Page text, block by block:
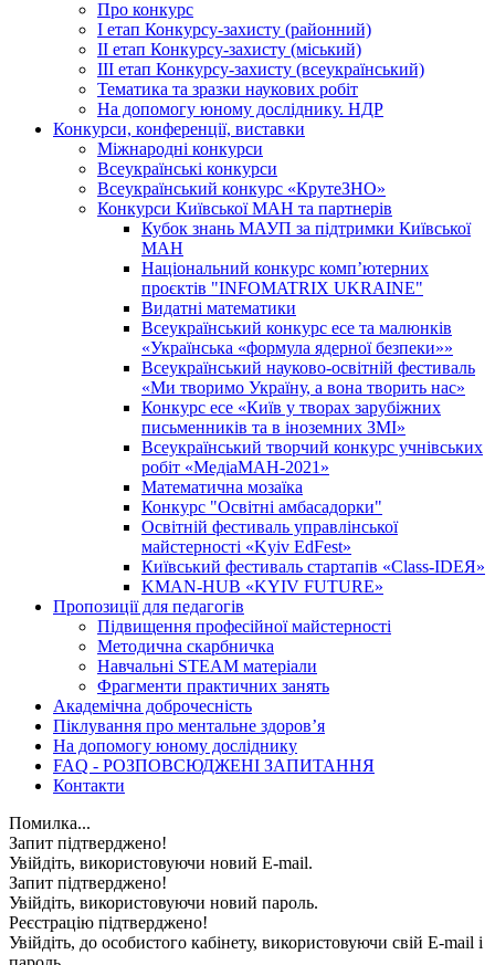
Про конкурс
І етап Конкурсу-захисту (районний)
ІІ етап Конкурсу-захисту (міський)
ІІІ етап Конкурсу-захисту (всеукраїнський)
Тематика та зразки наукових робіт
На допомогу юному досліднику. НДР
Конкурси, конференції, виставки
Міжнародні конкурси
Всеукраїнські конкурси
Всеукраїнський конкурс «КрутеЗНО»
Конкурси Київської МАН та партнерів
Кубок знань МАУП за підтримки Київської
МАН
Національний конкурс комп’ютерних
проєктів "INFOMATRIX UKRAINE"
Видатні математики
Всеукраїнський конкурс есе та малюнків
«Українська «формула ядерної безпеки»»
Всеукраїнський науково-освітній фестиваль
«Ми творимо Україну, а вона творить нас»
Конкурс есе «Київ у творах зарубіжних
письменників та в іноземних ЗМІ»
Всеукраїнський творчий конкурс учнівських
робіт «МедіаМАН-2021»
Математична мозаїка
Конкурс "Освітні амбасадорки"
Освітній фестиваль управлінської
майстерності «Kyiv EdFest»
Київський фестиваль стартапів «Class-IDEЯ»
KMAN-HUB «KYIV FUTURE»
Пропозиції для педагогів
Підвищення професійної майстерності
Методична скарбничка
Навчальні STEAM матеріали
Фрагменти практичних занять
Академічна доброчесність
Піклування про ментальне здоровʼя
На допомогу юному досліднику
FAQ - РОЗПОВСЮДЖЕНІ ЗАПИТАННЯ
Контакти
Помилка...
Запит підтверджено!
Увійдіть, використовуючи новий E-mail.
Запит підтверджено!
Увійдіть, використовуючи новий пароль.
Реєстрацію підтверджено!
Увійдіть, до особистого кабінету, використовуючи свій E-mail і